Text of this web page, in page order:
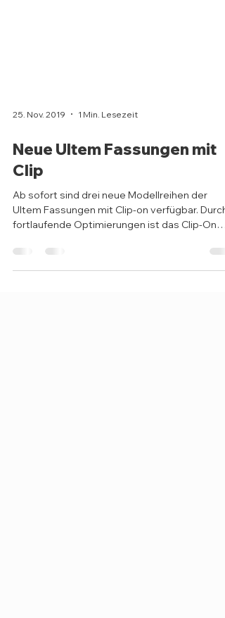
25. Nov. 2019 1 Min. Lesezeit
Neue Ultem Fassungen mit
Clip
Ab sofort sind drei neue Modellreihen der
fortlaufende Optimierungen ist das Clip-On
System...